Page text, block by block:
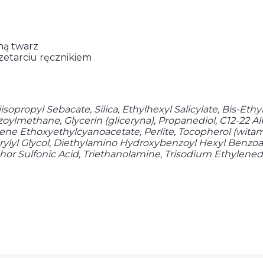
twarz
ręcznikiem
Sebacate, Silica, Ethylhexyl Salicylate, Bis-
Glycerin (gliceryna), Propanediol, C12-22
Ethoxyethylcyanoacetate, Perlite, Tocopherol
Glycol, Diethylamino Hydroxybenzoyl Hexyl
Sulfonic Acid, Triethanolamine, Trisodium